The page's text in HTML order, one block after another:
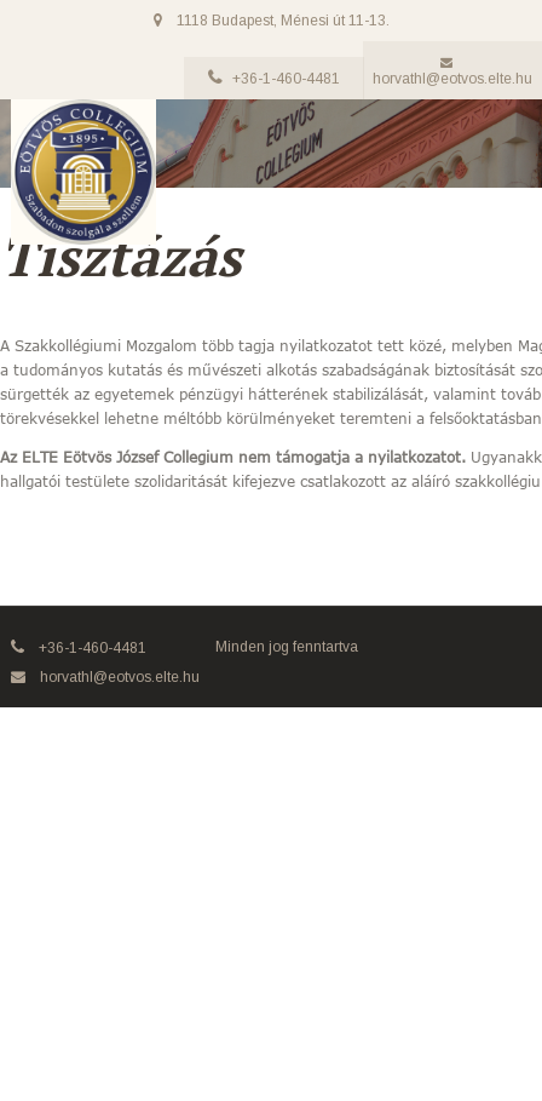
1118 Budapest, Ménesi út 11-13.
+36-1-460-4481 horvathl@eotvos.elte.hu
Tisztázás
A Szakkollégiumi Mozgalom több tagja nyilatkozatot tett közé, melyben
a tudományos kutatás és művészeti alkotás szabadságának biztosítását
sürgették az egyetemek pénzügyi hátterének stabilizálását, valamint
törekvésekkel lehetne méltóbb körülményeket teremteni a
Az ELTE Eötvös József Collegium nem támogatja a nyilatkozatot.
hallgatói testülete szolidaritását kifejezve csatlakozott az aláíró
+36-1-460-4481
horvathl@eotvos.elte.hu
Minden jog fenntartva